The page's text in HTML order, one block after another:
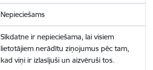
Nepieciešams
Sīkdatne ir nepieciešama, lai visiem
lietotājiem nerādītu ziņojumus pēc tam,
kad viņi ir izlasījuši un aizvēruši tos.